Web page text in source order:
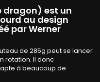
dragon) est un
au design
par Werner
de 285g peut se lancer
rotation. Il donc
à beaucoup de